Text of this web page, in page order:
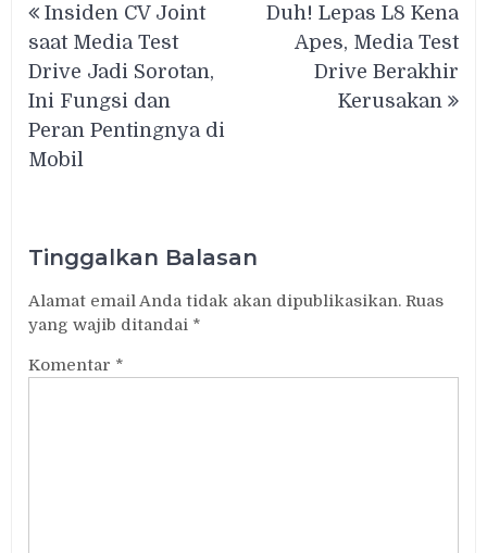
pos
Insiden CV Joint
saat Media Test
Drive Jadi Sorotan,
Ini Fungsi dan
Peran Pentingnya di
Mobil
Duh! Lepas L8 Kena
Apes, Media Test
Drive Berakhir
Kerusakan
Tinggalkan Balasan
Alamat email Anda tidak akan dipublikasikan. Ruas
yang wajib ditandai *
Komentar *